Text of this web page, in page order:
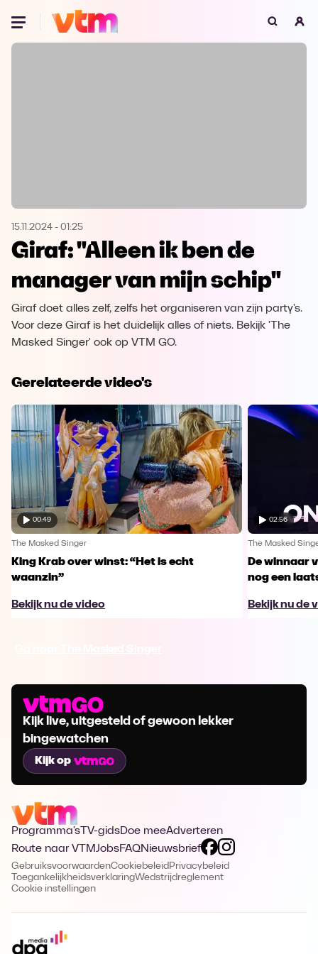
Oeps, browser niet ondersteund
Microsoft Edge Download
Opera Download
15.11.2024 - 01:25
Giraf: "Alleen ik ben de
manager van mijn schip"
Giraf doet alles zelf, zelfs het organiseren van zijn party's.
Voor deze Giraf is het duidelijk alles of niets. Bekijk 'The
Masked Singer' ook op VTM GO.
Gerelateerde video's
00:49
The Masked Singer
King Krab over winst: “Het is echt
waanzin”
Bekijk nu de video
02:56
The Masked
De winnaar
nog een
Bekijk nu de
Kijk live, uitgesteld of gewoon lekker
bingewatchen
Kijk op
Programma's TV-gidsDoe meeAdverteren
Route naar VTMJobsFAQNieuwsbrief
GebruiksvoorwaardenCookiebeleid Privacybeleid
ToegankelijkheidsverklaringWedstrijdreglement
Cookie instellingen